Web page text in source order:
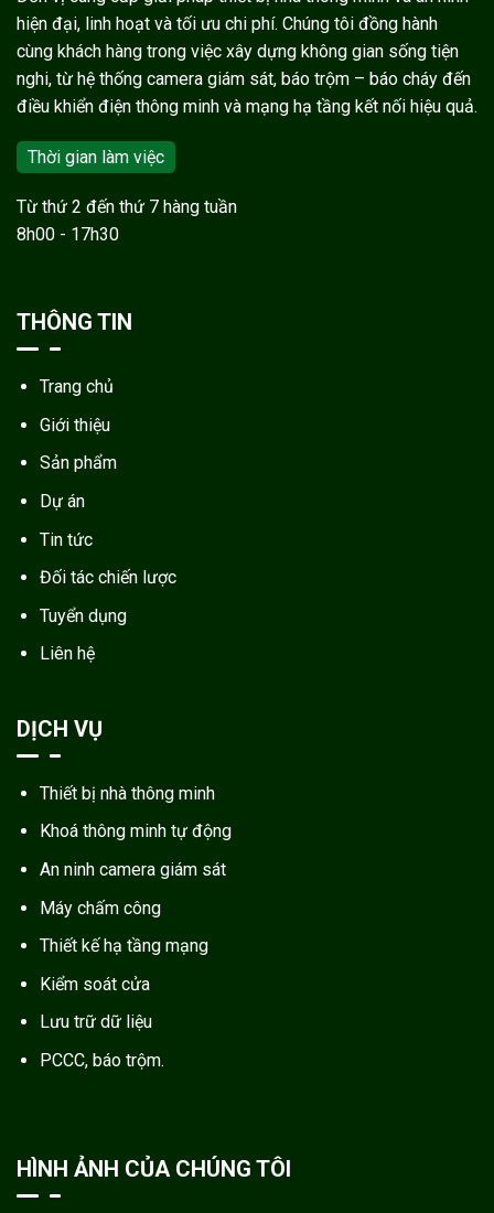
hiện đại, linh hoạt và tối ưu chi phí. Chúng tôi đồng hành
cùng khách hàng trong việc xây dựng không gian sống tiện
nghi, từ hệ thống camera giám sát, báo trộm – báo cháy đến
điều khiển điện thông minh và mạng hạ tầng kết nối hiệu quả.
Thời gian làm việc
Từ thứ 2 đến thứ 7 hàng tuần
8h00 - 17h30
THÔNG TIN
Trang chủ
Giới thiệu
Sản phẩm
Dự án
Tin tức
Đối tác chiến lược
Tuyển dụng
Liên hệ
DỊCH VỤ
Thiết bị nhà thông minh
Khoá thông minh tự động
An ninh camera giám sát
Máy chấm công
Thiết kế hạ tầng mạng
Kiểm soát cửa
Lưu trữ dữ liệu
PCCC, báo trộm.
HÌNH ẢNH CỦA CHÚNG TÔI